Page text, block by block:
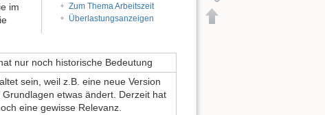
Zum Thema Arbeitszeit
Überlastungsanzeigen
im
nur noch historische Bedeutung
sein, weil z.B. eine neue Version
etwas ändert. Derzeit hat
eine gewisse Relevanz.